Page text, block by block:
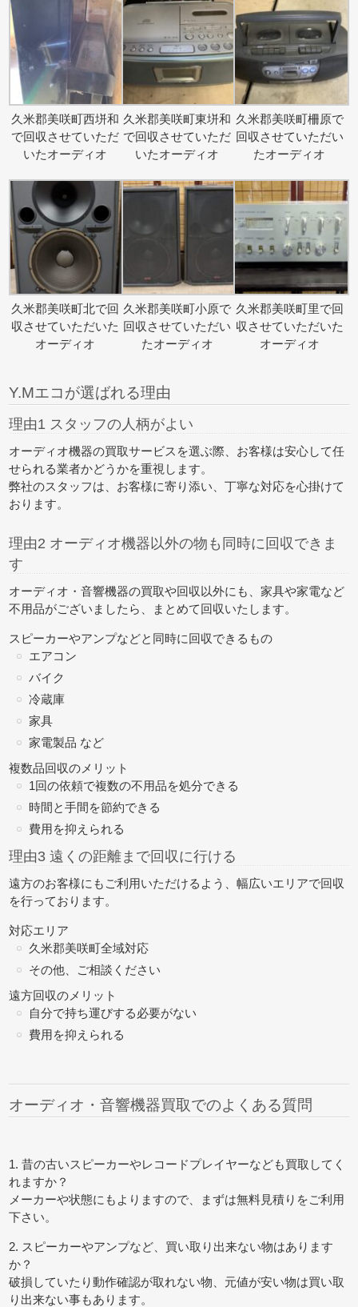
久米郡美咲町西垪和
で回収させていただ
いたオーディオ
久米郡美咲町東垪和
で回収させていただ
いたオーディオ
久米郡美咲町柵原で
回収させていただい
たオーディオ
久米郡美咲町北で回
収させていただいた
オーディオ
久米郡美咲町小原で
回収させていただい
たオーディオ
久米郡美咲町里で回
収させていただいた
オーディオ
Y.Mエコが選ばれる理由
理由1 スタッフの人柄がよい
オーディオ機器の買取サービスを選ぶ際、お客様は安心して任
せられる業者かどうかを重視します。
弊社のスタッフは、お客様に寄り添い、丁寧な対応を心掛けて
おります。
理由2 オーディオ機器以外の物も同時に回収できま
す
オーディオ・音響機器の買取や回収以外にも、家具や家電など
不用品がございましたら、
まとめて回収いたします。
スピーカーやアンプなどと同時に回収できるもの
エアコン
バイク
冷蔵庫
家具
家電製品 など
複数品回収のメリット
1回の依頼で複数の不用品を処分できる
時間と手間を節約できる
費用を抑えられる
理由3 遠くの距離まで回収に行ける
遠方のお客様にもご利用いただけるよう、幅広いエリアで回収
を行っております。
対応エリア
久米郡美咲町全域対応
その他、ご相談ください
遠方回収のメリット
自分で持ち運びする必要がない
費用を抑えられる
オーディオ・音響機器買取でのよくある質問
1. 昔の古いスピーカーやレコードプレイヤーなども買取してく
れますか？
メーカーや状態にもよりますので、まずは無料見積りをご利用
下さい。
2. スピーカーやアンプなど、買い取り出来ない物はあります
か？
破損していたり動作確認が取れない物、元値が安い物は買い取
り出来ない事もあります。